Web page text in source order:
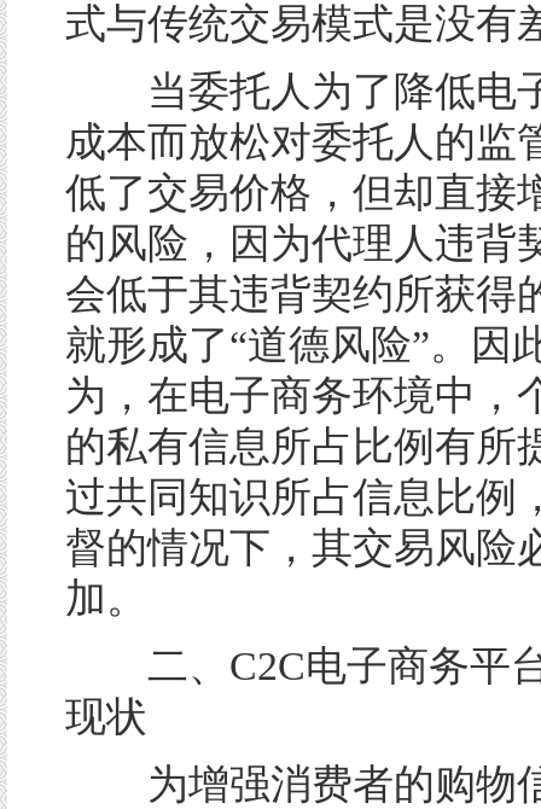
式与传统交易模式是没有
当委托人为了降低电
成本而放松对委托人的监
低了交易价格，但却直接
的风险，因为代理人违背
会低于其违背契约所获得
就形成了“道德风险”。因
为，在电子商务环境中，
的私有信息所占比例有所
过共同知识所占信息比例
督的情况下，其交易风险
加。
二、C2C电子商务平
现状
为增强消费者的购物